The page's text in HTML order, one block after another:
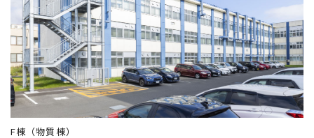
F棟（物質棟）